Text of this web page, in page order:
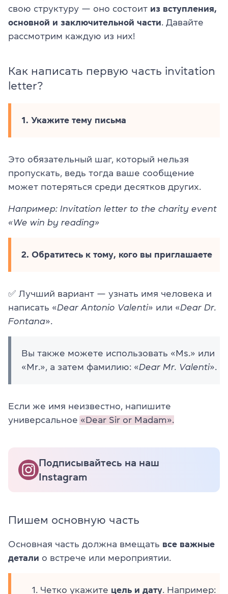
свою структуру — оно состоит из вступления,
основной и заключительной части . Давайте
рассмотрим каждую из них!
Как написать первую часть invitation
letter?
1. Укажите тему письма
Это обязательный шаг, который нельзя
пропускать, ведь тогда ваше сообщение
может потеряться среди десятков других.
Например: Invitation letter to the charity event
«We win by reading»
2. Обратитесь к тому, кого вы приглашаете
✅ Лучший вариант — узнать имя человека и
написать «Dear Antonio Valenti» или «Dear Dr.
Fontana».
Вы также можете использовать «Ms.» или
«Mr.», а затем фамилию: «Dear Mr. Valenti».
Если же имя неизвестно, напишите
универсальное «Dear Sir or Madam».
Подписывайтесь на наш
Instagram
Пишем основную часть
Основная часть должна вмещать все важные
детали о встрече или мероприятии.
Четко укажите цель и дату . Например: